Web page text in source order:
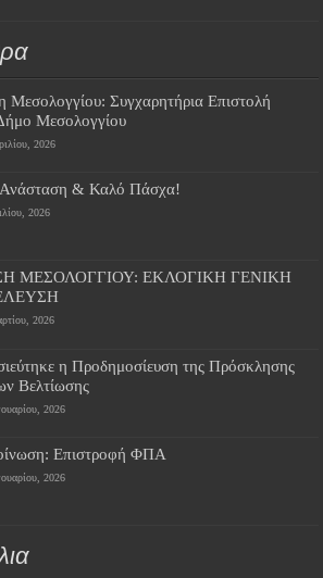
Μεσολογγίου: Συγχαρητήρια Επιστολή
Μεσολογγίου
2026
& Καλό Πάσχα!
2026
ΜΕΣΟΛΟΓΓΙΟΥ: ΕΚΛΟΓΙΚΗ ΓΕΝΙΚΗ
2026
η Προδημοσίευση της Πρόσκλησης
Βελτίωσης
2026
Επιστροφή ΦΠΑ
2026